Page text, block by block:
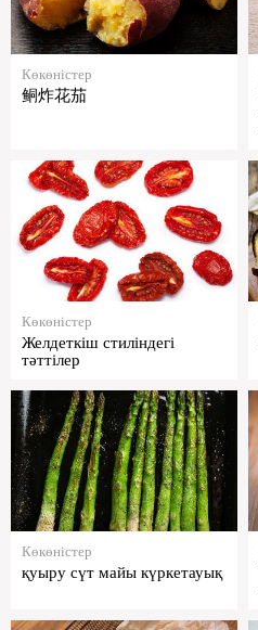
Көкөністер
鲖炸花茄
Көкөністер
Желдеткіш стиліндегі
тәттілер
Көкөністер
қуыру сүт майы күркетауық